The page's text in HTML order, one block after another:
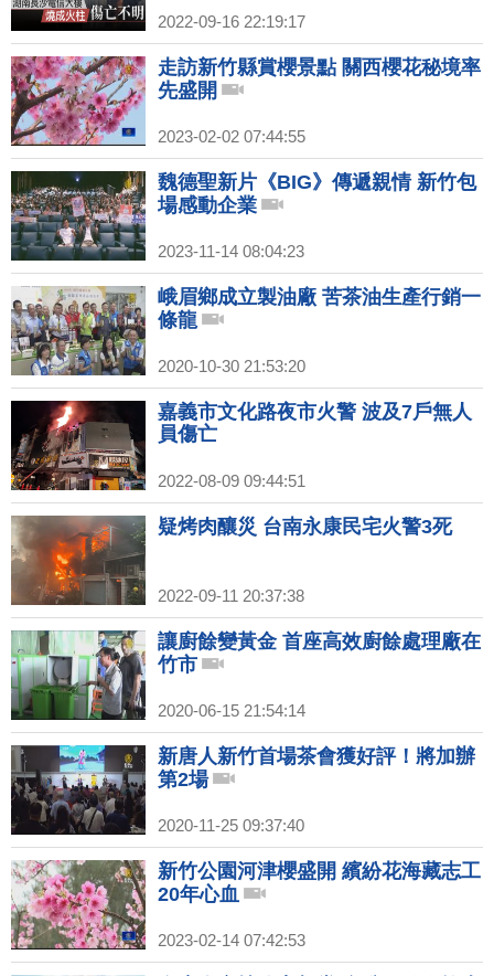
2022-09-16 22:19:17
走訪新竹縣賞櫻景點 關西櫻花秘境率
先盛開
2023-02-02 07:44:55
魏德聖新片《BIG》傳遞親情 新竹包
場感動企業
2023-11-14 08:04:23
峨眉鄉成立製油廠 苦茶油生產行銷一
條龍
2020-10-30 21:53:20
嘉義市文化路夜市火警 波及7戶無人
員傷亡
2022-08-09 09:44:51
疑烤肉釀災 台南永康民宅火警3死
2022-09-11 20:37:38
讓廚餘變黃金 首座高效廚餘處理廠在
竹市
2020-06-15 21:54:14
新唐人新竹首場茶會獲好評！將加辦
第2場
2020-11-25 09:37:40
新竹公園河津櫻盛開 繽紛花海藏志工
20年心血
2023-02-14 07:42:53